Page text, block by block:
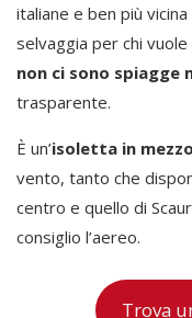
italiane e ben più
selvaggia per chi
non ci sono spiagge
trasparente.
È un’isoletta in
vento, tanto che
centro e quello di
consiglio l’aereo.
Trova